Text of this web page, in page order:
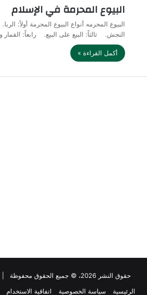
البيوع المحرمة في الإسلام
البيوع المحرمه أنواع البيوع المحرمة أولاً:
النجش. ثالثاً: البيع على البيع. رابعاً: القمار
أكمل القراءة »
حقوق النشر 2026، © جميع الحقوق محفوظة |
الرئيسية
سياسة الخصوصية اتفاقية الاستخدام